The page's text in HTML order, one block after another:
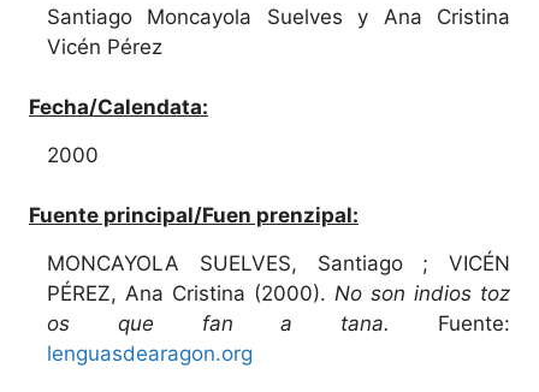
Santiago Moncayola Suelves y Ana Cristina
Vicén Pérez
Fecha/Calendata:
2000
Fuente principal/Fuen prenzipal:
MONCAYOLA SUELVES, Santiago ; VICÉN
PÉREZ, Ana Cristina (2000). No son indios toz
os que fan a tana.
Fuente:
lenguasdearagon.org